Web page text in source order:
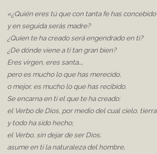
«¿Quién eres tú que con tanta fe has concebido
y en seguida serás madre?
¿Quien te ha creado será engendrado en ti?
¿De dónde viene a ti tan gran bien?
Eres virgen, eres santa…,
pero es mucho lo que has merecido,
o mejor, es mucho lo que has recibido.
Se encarna en ti el que te ha creado:
el Verbo de Dios, por medio del cual cielo, tierra
y todo ha sido hecho;
el Verbo, sin dejar de ser Dios,
asume en ti la naturaleza del hombre,